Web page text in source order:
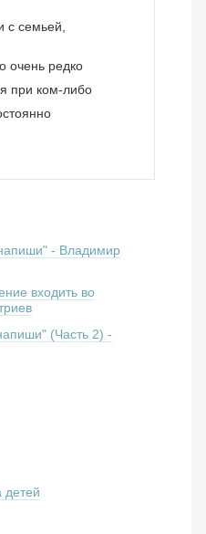
семьей,
очень редко
при ком-либо
- Владимир
входить во
(Часть 2) -
детей